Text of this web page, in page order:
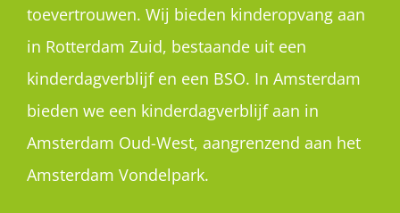
toevertrouwen. Wij bieden kinderopvang aan
in Rotterdam Zuid, bestaande uit een
kinderdagverblijf en een BSO. In Amsterdam
bieden we een kinderdagverblijf aan in
Amsterdam Oud-West, aangrenzend aan het
Amsterdam Vondelpark.